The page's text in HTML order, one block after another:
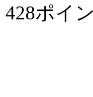
428ポイ